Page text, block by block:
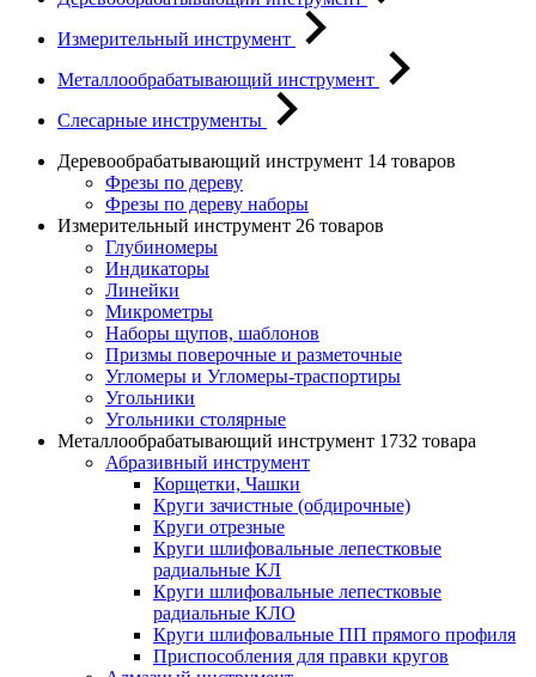
Измерительный инструмент
Металлообрабатывающий инструмент
Слесарные инструменты
Деревообрабатывающий инструмент 14 товаров
Фрезы по дереву
Фрезы по дереву наборы
Измерительный инструмент 26 товаров
Глубиномеры
Индикаторы
Линейки
Микрометры
Наборы щупов, шаблонов
Призмы поверочные и разметочные
Угломеры и Угломеры-траспортиры
Угольники
Угольники столярные
Металлообрабатывающий инструмент 1732 товара
Абразивный инструмент
Корщетки, Чашки
Круги зачистные (обдирочные)
Круги отрезные
Круги шлифовальные лепестковые
радиальные КЛ
Круги шлифовальные лепестковые
радиальные КЛО
Круги шлифовальные ПП прямого профиля
Приспособления для правки кругов